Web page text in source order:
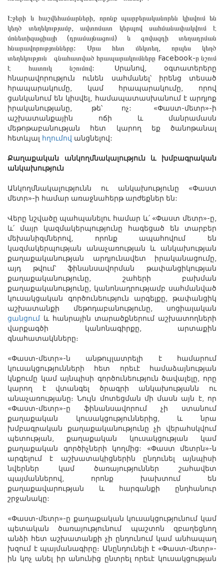
Էջերի և հաշվեհամարների, որոնք պարբերականորեն կիսվում են
կեղծ տեղեկությամբ,ավտոմատ կերպով սահմանափակվում է
մոնետիզացիայի (դրամայնացում) և գովազդի տեղադրման
հնարավորությունները: Սրա հետ մեկտեղ, որպես կեղծ
տեղեկություն
գնահատված հրապարակումները Facebook-ը նշում
է հատուկ նշումով : Սրանով , օգտատերերը
հնարավորություն
ունեն սահմանել՝ իրենց
տեսած
հրապարակումը, կամ հրապարակումը, որով
ցանկանում են կիսվել, համապատասխանում է արդյոք
իրականությանը, թե՝ ոչ: «Փաստ-մետր»-ի
աշխատանքային ոճի և մանրամասն
մեթոթաբանության հետ կարող եք ծանոթանալ
հետևյալ հղումով անցնելով:
Քաղաքական անկողմնակալություն և խմբագրական
անկախություն
Անկողմնակալությունն ու անկախությունը «Փաստ
մետր»- ի համար առաջնահերթ արժեքներ են:
Վերը նշվածը պա հպանելու համար և՛ «Փաստ մետր»-ը,
և՛ մայր կազմակերպությունը հագեցած են տարբեր
մեխանիզմներով, որոնք ապահովում են
կազմակերպության անաչառության և անկախության
քաղաքականության արդյունավետ իրականացումը,
այդ թվում՝ ֆինանսավորման թափանցիկության
քաղաքականությունը, շահերի բախման
քաղաքականությունը, կանոնադրությամբ սահմանված
կուսակցական գործունեություն
արգելքը, թափանցիկ
աշխատանքի մեթոդաբանությունը, սոցիալական
ցանցում
և հանրային տարածքներում աշխատողների
վարքագծի կանոնագիրքը, արտաքին
գնահատակնները։
«Փաստ-մետր»-ն անթույլատրելի է համարում
կուսակցությունների հետ որեւէ համաձայնության
կնքումը կամ այնպիսի գործունեություն ծավալելը, որը
կարող է վտանգել ծրագրի անկախությանն ու
անաչառությանը։ Նույն մոտեցման մի մասն այն է, որ
«Փաստ-մետր»-ը ֆինանսավորում չի ստանում
քաղաքական կուսակցություններից, և նրա
խմբագրական քաղաքականությունը չի վերահսկվում
պետության, քաղաքական կուսակցության կամ
քաղաքական գործիչների կողմից:
«Փաստ մետրն»-ն
արգելում է աշխատակիցներին ընդունել այնպիսի
նվերներ
կամ ծառայություններ շահավետ
պայմաններով, որոնք խախտում են
քաղաքավարության և հարգանքի ընդհանուր
շրջանակը:
«Փաստ-մետր»-ը քաղաքական կուսակցությունում կամ
պետական ​​ծառայությունում պաշտոն զբաղեցնող
անձի հետ աշխատանքի չի ընդունում կամ անհապաղ
խզում է պայմանագիրը։ Անընդունելի է «Փաստ-մետր»-
ին կոչ անել իր անունից ընտրել որեւէ կուսակցության